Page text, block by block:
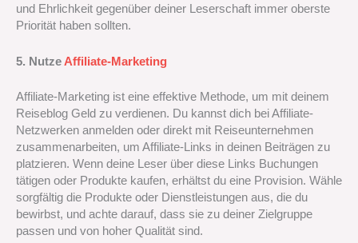
und Ehrlichkeit gegenüber deiner Leserschaft immer oberste
Priorität haben sollten.
5. Nutze Affiliate-Marketing
Affiliate-Marketing ist eine effektive Methode, um mit deinem
Reiseblog Geld zu verdienen. Du kannst dich bei Affiliate-
Netzwerken anmelden oder direkt mit Reiseunternehmen
zusammenarbeiten, um Affiliate-Links in deinen Beiträgen zu
platzieren. Wenn deine Leser über diese Links Buchungen
tätigen oder Produkte kaufen, erhältst du eine Provision. Wähle
sorgfältig die Produkte oder Dienstleistungen aus, die du
bewirbst, und achte darauf, dass sie zu deiner Zielgruppe
passen und von hoher Qualität sind.